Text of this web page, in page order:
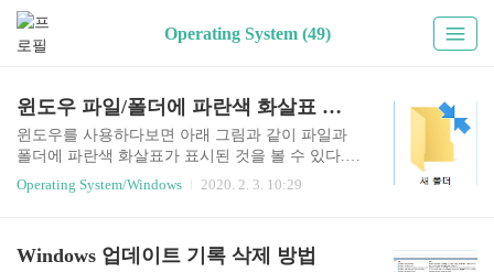
Operating System (49)
윈도우 파일/폴더에 파란색 화살표 표시 제거 방법
윈도우를 사용하다보면 아래 그림과 같이 파일과
폴더에 파란색 화살표가 표시된 것을 볼 수 있다.
파란색 화살표는 윈도우 디스크 공간이 부족한 경
우에 윈도우가 디스크 공간을 절약하기 위해서 압
후 압축 또는 암호화 특성에서 "내용을 압축하여
Operating System/Windows 2020. 2. 3. 10:29
Windows 업데이트 기록 삭제 방법